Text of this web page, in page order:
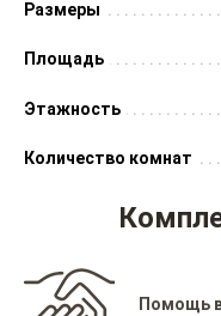
Размеры
Площадь
Этажность
Количество комнат
Помощь в